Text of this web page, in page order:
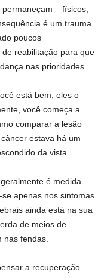
– físicos,
é um trauma
poucos
reabilitação para que
nas prioridades.
está bem, eles o
você começa a
comparar a lesão
estava há um
da vista.
é medida
apenas nos sintomas
ainda está na sua
de meios de
fendas.
a recuperação.